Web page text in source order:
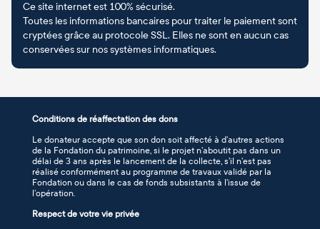
Ce site internet est 100% sécurisé.
Toutes les informations bancaires pour traiter le paiement sont
cryptées grâce au protocole SSL. Elles ne sont en aucun cas
conservées sur nos systèmes informatiques.
Conditions de réaffectation des dons
Le donateur accepte que son don soit affecté à d’autres actions
de la Fondation du patrimoine, si le projet n’aboutit pas dans un
délai de 3 ans après le lancement de la collecte, s’il n’est pas
réalisé conformément au programme de travaux validé par la
Fondation ou dans le cas de fonds subsistants à l’issue de
l’opération.
Respect de votre vie privée